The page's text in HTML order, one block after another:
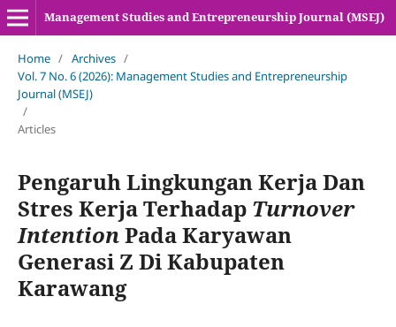
Management Studies and Entrepreneurship Journal (MSEJ)
Home / Archives /
Vol. 7 No. 6 (2026): Management Studies and Entrepreneurship
Journal (MSEJ)
/
Articles
Pengaruh Lingkungan Kerja Dan
Stres Kerja Terhadap Turnover
IntentionPada Karyawan
Generasi Z Di Kabupaten
Karawang